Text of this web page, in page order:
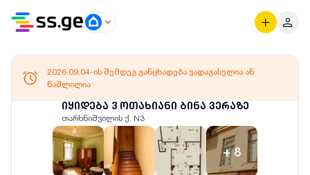
იყიდება 3 ოთახიანი ბინა ვერაზე
თარხნიშვილის ქ. N3
+8
2026.09.04-ის შემდეგ განცხადება ვადაგასულია ან
წაშლილია